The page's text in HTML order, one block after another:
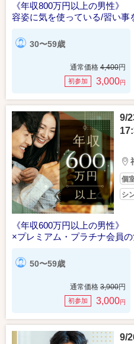
《年収800万円以上の男性》
容姿に気を使っている/習い事
30〜59歳
通常価格 4,400円
初参加 3,000円
9/
個
シ
《年収600万円以上の男性》
×プレミアム・プラチナ会員
50〜59歳
通常価格 3,900円
初参加 3,000円
9/